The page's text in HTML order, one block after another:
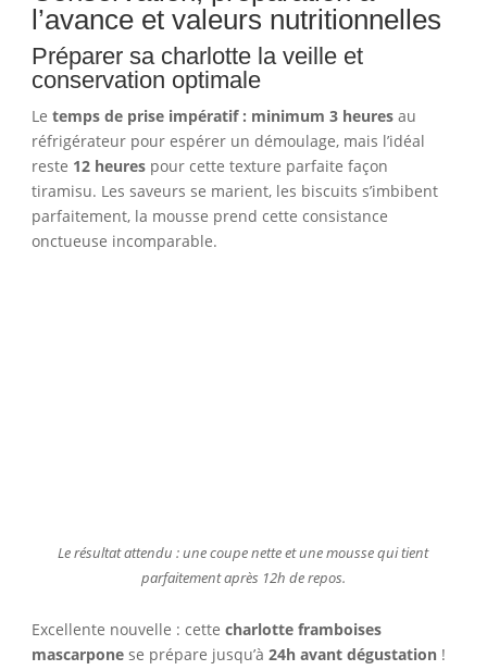
l’avance et valeurs nutritionnelles
Préparer sa charlotte la veille et
conservation optimale
Le temps de prise impératif : minimum 3 heuresau
réfrigérateur pour espérer un démoulage, mais l’idéal
reste 12 heurespour cette texture parfaite façon
tiramisu. Les saveurs se marient, les biscuits s’imbibent
parfaitement, la mousse prend cette consistance
onctueuse incomparable.
Le résultat attendu : une coupe nette et une mousse qui tient
parfaitement après 12h de repos.
Excellente nouvelle : cette charlotte framboises
mascarponese prépare jusqu’à 24h avant dégustation!